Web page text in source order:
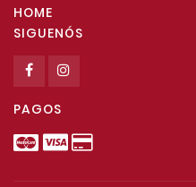
HOME
SIGUENÓS
PAGOS